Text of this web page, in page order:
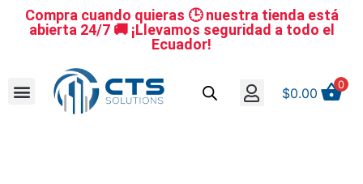
Compra cuando quieras 🕒 nuestra tienda está
abierta 24/7 🚚 ¡Llevamos seguridad a todo el
Ecuador!
$0.00
0